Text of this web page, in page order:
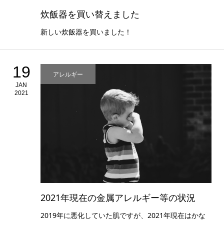
炊飯器を買い替えました
新しい炊飯器を買いました！
19
JAN
2021
アレルギー
2021年現在の金属アレルギー等の状況
2019年に悪化していた肌ですが、2021年現在はかな